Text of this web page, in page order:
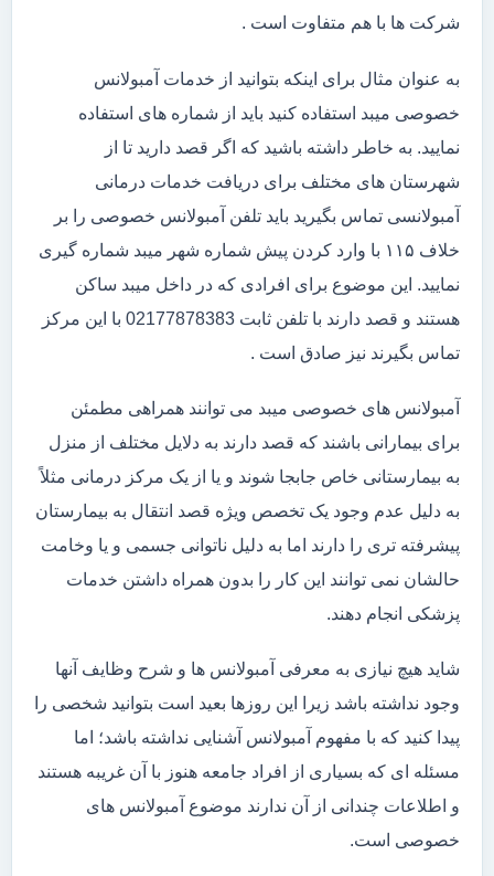
شرکت ها با هم متفاوت است .
به عنوان مثال برای اینکه بتوانید از خدمات آمبولانس
خصوصی میبد استفاده کنید باید از شماره های استفاده
نمایید. به خاطر داشته باشید که اگر قصد دارید تا از
شهرستان های مختلف برای دریافت خدمات درمانی
آمبولانسی تماس بگیرید باید تلفن آمبولانس خصوصی را بر
خلاف ۱۱۵ با وارد کردن پیش شماره شهر میبد شماره گیری
نمایید. این موضوع برای افرادی که در داخل میبد ساکن
هستند و قصد دارند با تلفن ثابت 02177878383 با این مرکز
تماس بگیرند نیز صادق است .
آمبولانس های خصوصی میبد می توانند همراهی مطمئن
برای بیمارانی باشند که قصد دارند به دلایل مختلف از منزل
به بیمارستانی خاص جابجا شوند و یا از یک مرکز درمانی مثلاً
به دلیل عدم وجود یک تخصص ویژه قصد انتقال به بیمارستان
پیشرفته تری را دارند اما به دلیل ناتوانی جسمی و یا وخامت
حالشان نمی توانند این کار را بدون همراه داشتن خدمات
پزشکی انجام دهند.
شاید هیچ نیازی به معرفی آمبولانس ها و شرح وظایف آنها
وجود نداشته باشد زیرا این روزها بعید است بتوانید شخصی را
پیدا کنید که با مفهوم آمبولانس آشنایی نداشته باشد؛ اما
مسئله ای که بسیاری از افراد جامعه هنوز با آن غریبه هستند
و اطلاعات چندانی از آن ندارند موضوع آمبولانس های
خصوصی است.